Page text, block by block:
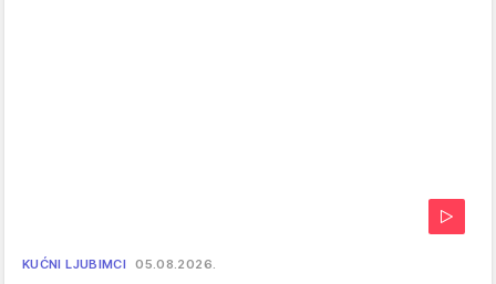
KUĆNI LJUBIMCI 05.08.2026.